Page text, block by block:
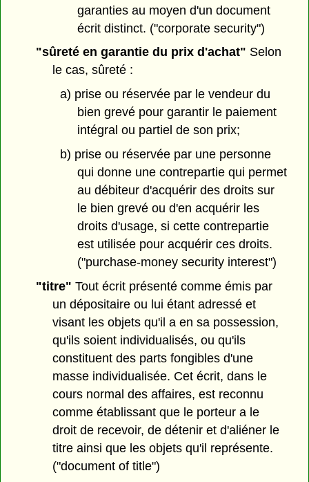
garanties au moyen d'un document
écrit distinct. ("corporate security")
"sûreté en garantie du prix d'achat" Selon
le cas, sûreté :
a) prise ou réservée par le vendeur du
bien grevé pour garantir le paiement
intégral ou partiel de son prix;
b) prise ou réservée par une personne
qui donne une contrepartie qui permet
au débiteur d'acquérir des droits sur
le bien grevé ou d'en acquérir les
droits d'usage, si cette contrepartie
est utilisée pour acquérir ces droits.
("purchase-money security interest")
"titre" Tout écrit présenté comme émis par
un dépositaire ou lui étant adressé et
visant les objets qu'il a en sa possession,
qu'ils soient individualisés, ou qu'ils
constituent des parts fongibles d'une
masse individualisée. Cet écrit, dans le
cours normal des affaires, est reconnu
comme établissant que le porteur a le
droit de recevoir, de détenir et d'aliéner le
titre ainsi que les objets qu'il représente.
("document of title")